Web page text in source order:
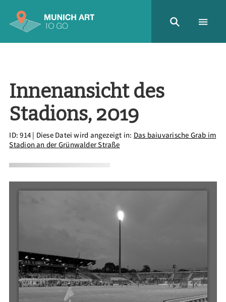
Innenansicht des
Stadions, 2019
ID: 914| Diese Datei wird angezeigt in: Das baiuvarische Grab im
Stadion an der Grünwalder Straße